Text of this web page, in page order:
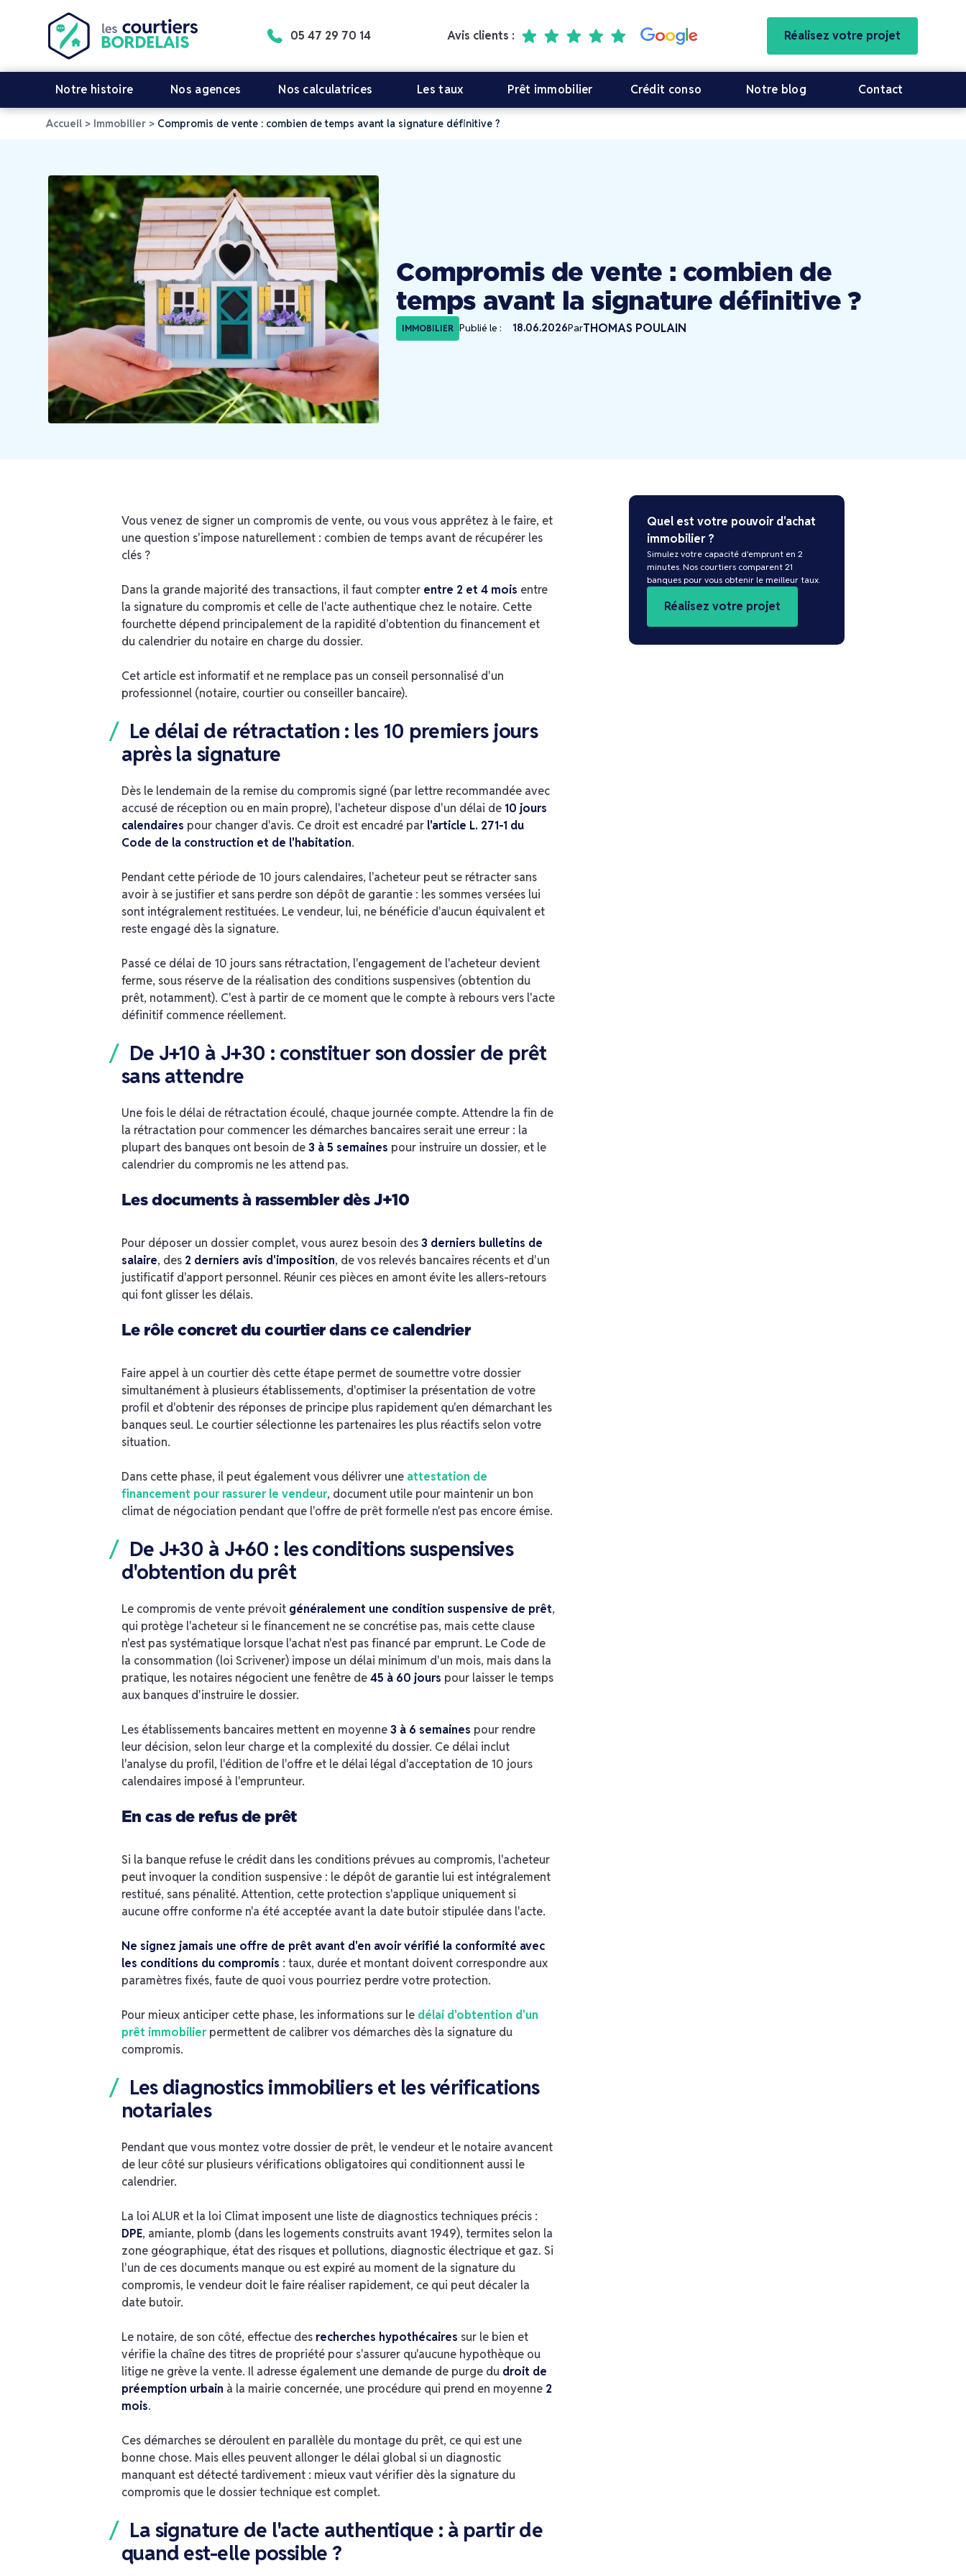
05 47 29 70 14 Avis clients : Réalisez votre projet
Notre histoire Nos agences Nos calculatrices Les taux Prêt immobilier Crédit conso Notre blog Contact
Accueil > Immobilier > Compromis de vente : combien de temps avant la signature définitive ?
Compromis de vente : combien de
temps avant la signature définitive ?
IMMOBILIER Publié le : 18.06.2026ParTHOMAS POULAIN
Vous venez de signer un compromis de vente, ou vous vous apprêtez à le faire, et
une question s'impose naturellement : combien de temps avant de récupérer les
clés ?
Dans la grande majorité des transactions, il faut compter entre 2 et 4 mois entre
la signature du compromis et celle de l'acte authentique chez le notaire. Cette
fourchette dépend principalement de la rapidité d'obtention du financement et
du calendrier du notaire en charge du dossier.
Cet article est informatif et ne remplace pas un conseil personnalisé d'un
professionnel (notaire, courtier ou conseiller bancaire).
Le délai de rétractation : les 10 premiers jours
après la signature
Dès le lendemain de la remise du compromis signé (par lettre recommandée avec
accusé de réception ou en main propre), l'acheteur dispose d'un délai de 10 jours
calendaires pour changer d'avis. Ce droit est encadré par l'article L. 271-1 du
Code de la construction et de l'habitation.
Pendant cette période de 10 jours calendaires, l'acheteur peut se rétracter sans
avoir à se justifier et sans perdre son dépôt de garantie : les sommes versées lui
sont intégralement restituées. Le vendeur, lui, ne bénéficie d'aucun équivalent et
reste engagé dès la signature.
Passé ce délai de 10 jours sans rétractation, l'engagement de l'acheteur devient
ferme, sous réserve de la réalisation des conditions suspensives (obtention du
prêt, notamment). C'est à partir de ce moment que le compte à rebours vers l'acte
définitif commence réellement.
De J+10 à J+30 : constituer son dossier de prêt
sans attendre
Une fois le délai de rétractation écoulé, chaque journée compte. Attendre la fin de
la rétractation pour commencer les démarches bancaires serait une erreur : la
plupart des banques ont besoin de3 à 5 semaines pour instruire un dossier, et le
calendrier du compromis ne les attend pas.
Les documents à rassembler dès J+10
Pour déposer un dossier complet, vous aurez besoin des3 derniers bulletins de
salaire, des 2 derniers avis d'imposition, de vos relevés bancaires récents et d'un
justificatif d'apport personnel. Réunir ces pièces en amont évite les allers-retours
qui font glisser les délais.
Le rôle concret du courtier dans ce calendrier
Faire appel à un courtier dès cette étape permet de soumettre votre dossier
simultanément à plusieurs établissements, d'optimiser la présentation de votre
profil et d'obtenir des réponses de principe plus rapidement qu'en démarchant les
banques seul. Le courtier sélectionne les partenaires les plus réactifs selon votre
situation.
Dans cette phase, il peut également vous délivrer une attestation de
financement pour rassurer le vendeur, document utile pour maintenir un bon
climat de négociation pendant que l'offre de prêt formelle n'est pas encore émise.
De J+30 à J+60 : les conditions suspensives
d'obtention du prêt
Le compromis de vente prévoit généralement une condition suspensive de prêt,
qui protège l'acheteur si le financement ne se concrétise pas, mais cette clause
n'est pas systématique lorsque l'achat n'est pas financé par emprunt. Le Code de
la consommation (loi Scrivener) impose un délai minimum d'un mois, mais dans la
pratique, les notaires négocient une fenêtre de45 à 60 jours pour laisser le temps
aux banques d'instruire le dossier.
Les établissements bancaires mettent en moyenne3 à 6 semaines pour rendre
leur décision, selon leur charge et la complexité du dossier. Ce délai inclut
l'analyse du profil, l'édition de l'offre et le délai légal d'acceptation de 10 jours
calendaires imposé à l'emprunteur.
En cas de refus de prêt
Si la banque refuse le crédit dans les conditions prévues au compromis, l'acheteur
peut invoquer la condition suspensive : le dépôt de garantie lui est intégralement
restitué, sans pénalité. Attention, cette protection s'applique uniquement si
aucune offre conforme n'a été acceptée avant la date butoir stipulée dans l'acte.
Ne signez jamais une offre de prêt avant d'en avoir vérifié la conformité avec
les conditions du compromis : taux, durée et montant doivent correspondre aux
paramètres fixés, faute de quoi vous pourriez perdre votre protection.
Pour mieux anticiper cette phase, les informations sur le délai d'obtention d'un
prêt immobilierpermettent de calibrer vos démarches dès la signature du
compromis.
Les diagnostics immobiliers et les vérifications
notariales
Pendant que vous montez votre dossier de prêt, le vendeur et le notaire avancent
de leur côté sur plusieurs vérifications obligatoires qui conditionnent aussi le
calendrier.
La loi ALUR et la loi Climat imposent une liste de diagnostics techniques précis :
DPE, amiante, plomb (dans les logements construits avant 1949), termites selon la
zone géographique, état des risques et pollutions, diagnostic électrique et gaz. Si
l'un de ces documents manque ou est expiré au moment de la signature du
compromis, le vendeur doit le faire réaliser rapidement, ce qui peut décaler la
date butoir.
Le notaire, de son côté, effectue des recherches hypothécaires sur le bien et
vérifie la chaîne des titres de propriété pour s'assurer qu'aucune hypothèque ou
litige ne grève la vente. Il adresse également une demande de purge du droit de
préemption urbain à la mairie concernée, une procédure qui prend en moyenne 2
mois.
Ces démarches se déroulent en parallèle du montage du prêt, ce qui est une
bonne chose. Mais elles peuvent allonger le délai global si un diagnostic
manquant est détecté tardivement : mieux vaut vérifier dès la signature du
compromis que le dossier technique est complet.
La signature de l'acte authentique : à partir de
quand est-elle possible ?
Quel est votre pouvoir d'achat
immobilier ?
Simulez votre capacité d'emprunt en 2
minutes. Nos courtiers comparent 21
banques pour vous obtenir le meilleur taux.
Réalisez votre projet